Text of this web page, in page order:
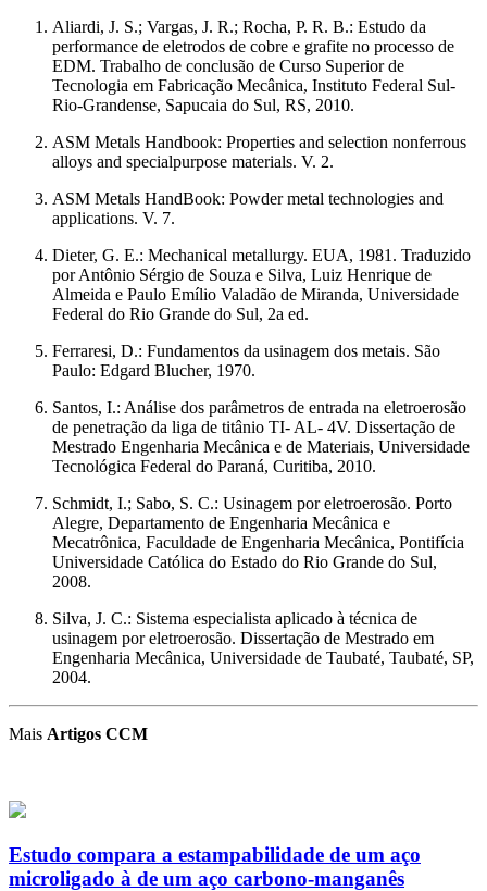
Aliardi, J. S.; Vargas, J. R.; Rocha, P. R. B.: Estudo da
performance de eletrodos de cobre e grafite no processo de
EDM. Trabalho de conclusão de Curso Superior de
Tecnologia em Fabricação Mecânica, Instituto Federal Sul-
Rio-Grandense, Sapucaia do Sul, RS, 2010.
ASM Metals Handbook: Properties and selection nonferrous
alloys and specialpurpose materials. V. 2.
ASM Metals HandBook: Powder metal technologies and
applications. V. 7.
Dieter, G. E.: Mechanical metallurgy. EUA, 1981. Traduzido
por Antônio Sérgio de Souza e Silva, Luiz Henrique de
Almeida e Paulo Emílio Valadão de Miranda, Universidade
Federal do Rio Grande do Sul, 2a ed.
Ferraresi, D.: Fundamentos da usinagem dos metais. São
Paulo: Edgard Blucher, 1970.
Santos, I.: Análise dos parâmetros de entrada na eletroerosão
de penetração da liga de titânio TI- AL- 4V. Dissertação de
Mestrado Engenharia Mecânica e de Materiais, Universidade
Tecnológica Federal do Paraná, Curitiba, 2010.
Schmidt, I.; Sabo, S. C.: Usinagem por eletroerosão. Porto
Alegre, Departamento de Engenharia Mecânica e
Mecatrônica, Faculdade de Engenharia Mecânica, Pontifícia
Universidade Católica do Estado do Rio Grande do Sul,
2008.
Silva, J. C.: Sistema especialista aplicado à técnica de
usinagem por eletroerosão. Dissertação de Mestrado em
Engenharia Mecânica, Universidade de Taubaté, Taubaté, SP,
2004.
Mais Artigos CCM
Estudo compara a estampabilidade de um aço
microligado à de um aço carbono-manganês